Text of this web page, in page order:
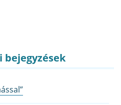
bejegyzések